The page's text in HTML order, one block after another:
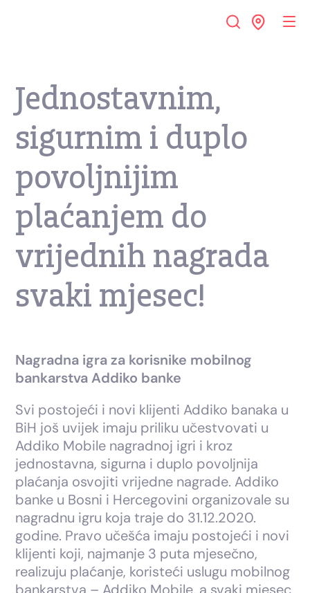
Jednostavnim,
sigurnim i duplo
povoljnijim
plaćanjem do
vrijednih nagrada
svaki mjesec!
Nagradna igra za korisnike mobilnog
bankarstva Addiko banke
Svi postojeći i novi klijenti Addiko banaka u
BiH još uvijek imaju priliku učestvovati u
Addiko Mobile nagradnoj igri i kroz
jednostavna, sigurna i duplo povoljnija
plaćanja osvojiti vrijedne nagrade. Addiko
banke u Bosni i Hercegovini organizovale su
nagradnu igru koja traje do 31.12.2020.
godine. Pravo učešća imaju postojeći i novi
klijenti koji, najmanje 3 puta mjesečno,
realizuju plaćanje, koristeći uslugu mobilnog
bankarstva – Addiko Mobile, a svaki mjesec